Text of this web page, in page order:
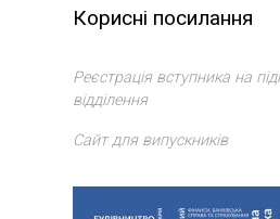
Корисні посилання
Реєстрація вступника на
відділення
Сайт для випускників